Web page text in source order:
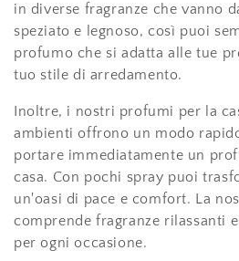
in diverse fragranze che vanno
speziato e legnoso, così puoi
profumo che si adatta alle tue
tuo stile di arredamento.
Inoltre, i nostri profumi per la
ambienti offrono un modo
portare immediatamente un
casa. Con pochi spray puoi
un'oasi di pace e comfort. La
comprende fragranze rilassanti
per ogni occasione.